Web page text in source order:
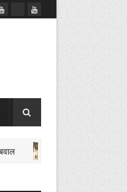
नगर परिषद कार्रवाई मिनी